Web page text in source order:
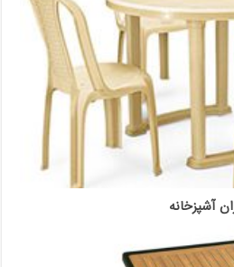
آشپزخانه